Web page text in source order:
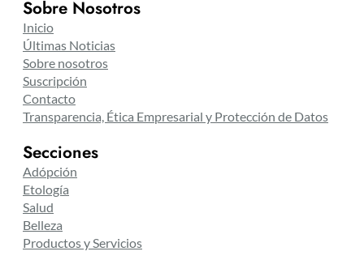
Sobre Nosotros
Inicio
Últimas Noticias
Sobre nosotros
Suscripción
Contacto
Transparencia, Ética Empresarial y Protección de Datos
Secciones
Adópción
Etología
Salud
Belleza
Productos y Servicios